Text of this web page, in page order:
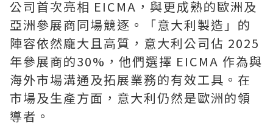
公司首次亮相 EICMA，與更成熟的歐洲及
亞洲參展商同場競逐。「意大利製造」的
陣容依然龐大且高質，意大利公司佔 2025
年參展商的30%，他們選擇 EICMA 作為與
海外市場溝通及拓展業務的有效工具。在
市場及生產方面，意大利仍然是歐洲的領
導者。